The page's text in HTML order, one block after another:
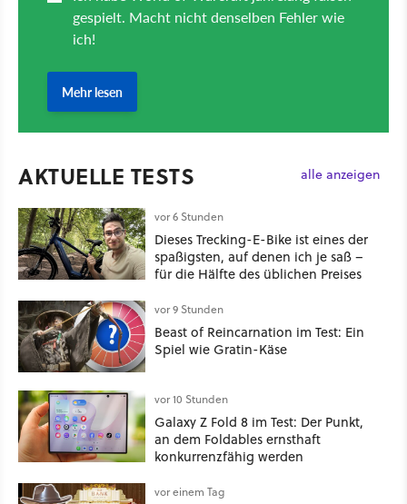
AKTUELLE TESTS alle anzeigen
vor 6 Stunden
Dieses Trecking-E-Bike ist eines der
spaßigsten, auf denen ich je saß –
für die Hälfte des üblichen Preises
vor 9 Stunden
Beast of Reincarnation im Test: Ein
Spiel wie Gratin-Käse
vor 10 Stunden
Galaxy Z Fold 8 im Test: Der Punkt,
an dem Foldables ernsthaft
konkurrenzfähig werden
vor einem Tag